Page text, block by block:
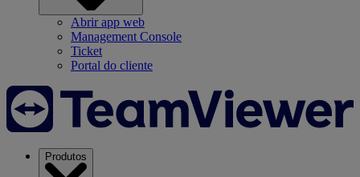
Abrir app web
Management Console
Ticket
Portal do cliente
Produtos